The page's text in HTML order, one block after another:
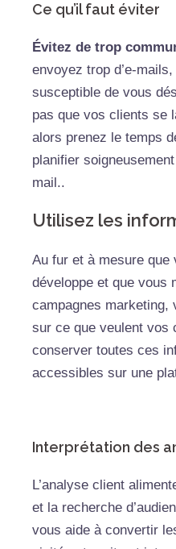
Ce qu’il faut éviter
Évitez de trop
envoyez trop d’e-
susceptible de vous
pas que vos clients se
alors prenez le temps
planifier
mail..
Utilisez les
Au fur et à mesure que
développe et que vous
campagnes marketing,
sur ce que veulent vos
conserver toutes ces
accessibles sur une
Interprétation des
L’analyse client
et la recherche
vous aide à convertir